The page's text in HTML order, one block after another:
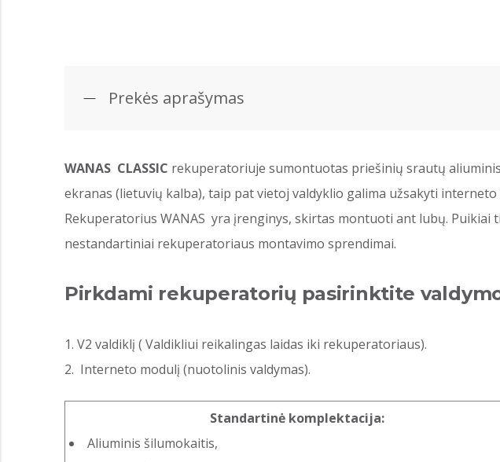
Prekės aprašymas
WANAS CLASSIC rekuperatoriuje sumontuotas priešinių srautų
ekranas (lietuvių kalba), taip pat vietoj valdyklio galima užsakyti interneto
Rekuperatorius WANAS yra įrenginys, skirtas montuoti ant lubų.
nestandartiniai rekuperatoriaus montavimo sprendimai.
Pirkdami rekuperatorių pasirinktite
V2 valdiklį ( Valdikliui reikalingas laidas iki rekuperatoriaus).
Interneto modulį (nuotolinis valdymas).
Standartinė komplektacija:
Aliuminis šilumokaitis,